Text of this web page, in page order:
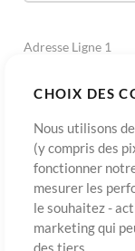
CHOIX DES
Nous utilisons
(y compris des
fonctionner
mesurer les
le souhaitez -
marketing qui
des tiers.
Adresse Ligne 1
Ville